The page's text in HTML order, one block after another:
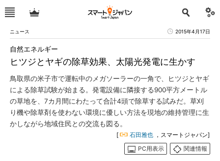
ニュース 2015年4月17日
ヒツジとヤギの除草効果、太陽光発電に生かす
自然エネルギー
鳥取県の米子市で運転中のメガソーラーの一角で、ヒツジとヤギ
による除草試験が始まる。発電設備に隣接する900平方メートル
の草地を、7カ月間にわたって合計4頭で除草する試みだ。草刈
り機や除草剤を使わない環境に優しい方法を現地の維持管理に生
かしながら地域住民との交流も図る。
[ 石田雅也 ，スマートジャパン]
PC用表示
関連情報